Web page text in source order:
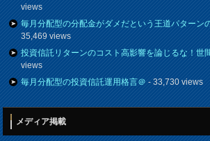
views
毎月分配型の分配金がダメだという王道パターン
35,469 views
投資信託リターンのコスト高影響を論じるな！世
views
毎月分配型の投資信託運用格言＠- 33,730 views
メディア掲載